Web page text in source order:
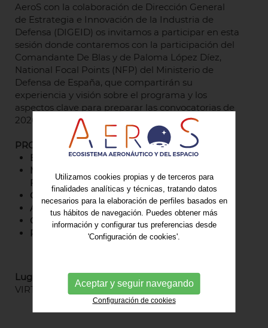
AeroS con la colaboración de Dirección General
de Estrategia e Innovación de la Industria de
Defensa (DIGEID) os invitamos a participar en esta
sesión donde contaremos con la participación del
Comandante De Blas y de Paloma López Díez,
National Focal Points (NFP) del Ministerio de
Defensa de España, que compartirán su
experiencia y visión sobre el programa y los
aspectos clave para preparar las convocatorias de
2026.
PROGRAMA
Bienvenida y presentación ponentes
Marco general del EDF (European Defence
Fund) y rol del NFP (National Focal Points)
Cómo preparar una propuesta
Aspectos prácticos y financieros básicos
Casos de éxito para pymes e industria
Ruegos y preguntas
Lugar
VIRTUAL
Utilizamos cookies propias y de terceros para
finalidades analíticas y técnicas, tratando datos
necesarios para la elaboración de perfiles basados en
tus hábitos de navegación. Puedes obtener más
información y configurar tus preferencias desde
'Configuración de cookies'.
Aceptar y seguir navegando
Configuración de cookies